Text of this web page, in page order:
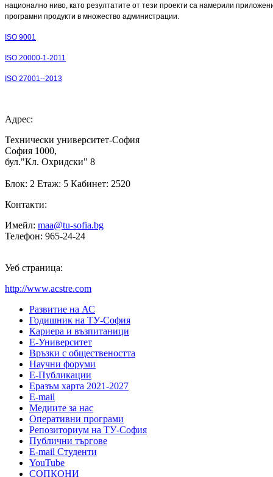
национално ниво, като резултатите от тези проекти са намерили
програмни продукти в множество администрации.
ISO 9001
ISO 20000-1-2011
ISO 27001--2013
Адрес:
Технически университет-София
София 1000,
бул."Кл. Охридски" 8
Блок: 2 Етаж: 5 Кабинет: 2520
Контакти:
Имейл: maa@tu-sofia.bg
Телефон: 965-24-24
Уеб страница:
http://www.acstre.com
Развитие на АС
Годишник на ТУ-София
Кариера и възпитаници
Е-Университет
Връзки с обществеността
Научни форуми
Е-Публикации
Еразъм харта 2021-2027
E-mail
Медиите за нас
Оперативни програми
Репозиториум на ТУ-София
Публични търгове
Е-mail Студенти
YouTube
СОПКОНИ